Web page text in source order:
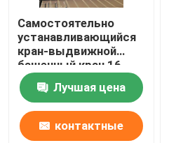
Самостоятельно
устанавливающийся
кран-выдвижной
башенный кран 16
тонн 18 тонн
Лучшая цена
контактные